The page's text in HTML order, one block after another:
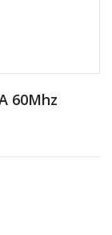
60Mhz